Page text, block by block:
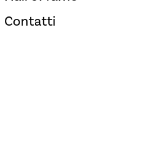
Contatti